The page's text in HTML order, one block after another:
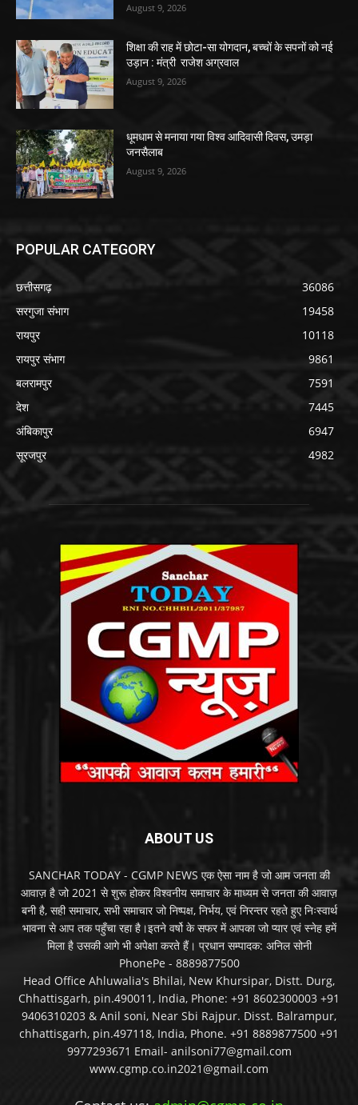
August 9, 2026
शिक्षा की राह में छोटा-सा योगदान, बच्चों के सपनों को नई
उड़ान : मंत्री राजेश अग्रवाल
August 9, 2026
धूमधाम से मनाया गया विश्व आदिवासी दिवस, उमड़ा
जनसैलाब
August 9, 2026
POPULAR CATEGORY
छत्तीसगढ़
36086
सरगुजा संभाग
19458
रायपुर
10118
रायपुर संभाग
9861
बलरामपुर
7591
देश
7445
अंबिकापुर
6947
सूरजपुर
4982
ABOUT US
SANCHAR TODAY - CGMP NEWS एक ऐसा नाम है जो आम जनता की
आवाज़ है जो 2021 से शुरू होकर विश्वनीय समाचार के माध्यम से जनता की आवाज़
बनी है, सही समाचार, सभी समाचार जो निष्पक्ष, निर्भय, एवं निरन्तर रहते हुए निःस्वार्थ
भावना से आप तक पहुँचा रहा है।इतने वर्षो के सफर में आपका जो प्यार एवं स्नेह हमें
मिला है उसकी आगे भी अपेक्षा करते हैं। प्रधान सम्पादक: अनिल सोनी
PhonePe - 8889877500
Head Office Ahluwalia's Bhilai, New Khursipar, Distt. Durg,
Chhattisgarh, pin.490011, India, Phone: +91 8602300003 +91
9406310203 & Anil soni, Near Sbi Rajpur. Disst. Balrampur,
chhattisgarh, pin.497118, India, Phone. +91 8889877500 +91
9977293671 Email- anilsoni77@gmail.com
www.cgmp.co.in2021@gmail.com